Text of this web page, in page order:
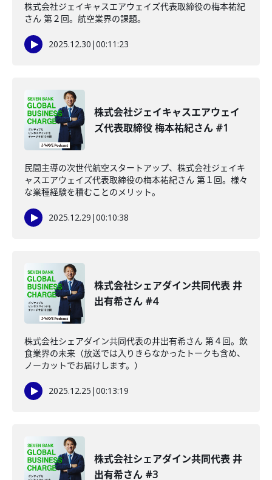
株式会社ジェイキャスエアウェイズ代表取締役の梅本祐紀
さん 第２回。航空業界の課題。
2025.12.30 |00:11:23
株式会社ジェイキャスエアウェイ
ズ代表取締役 梅本祐紀さん #1
民間主導の次世代航空スタートアップ、株式会社ジェイキ
ャスエアウェイズ代表取締役の梅本祐紀さん 第１回。様々
な業種経験を積むことのメリット。
2025.12.29 |00:10:38
株式会社シェアダイン共同代表 井
出有希さん #4
株式会社シェアダイン共同代表の井出有希さん 第４回。飲
食業界の未来（放送では入りきらなかったトークも含め、
ノーカットでお届けします。）
2025.12.25 |00:13:19
株式会社シェアダイン共同代表 井
出有希さん #3